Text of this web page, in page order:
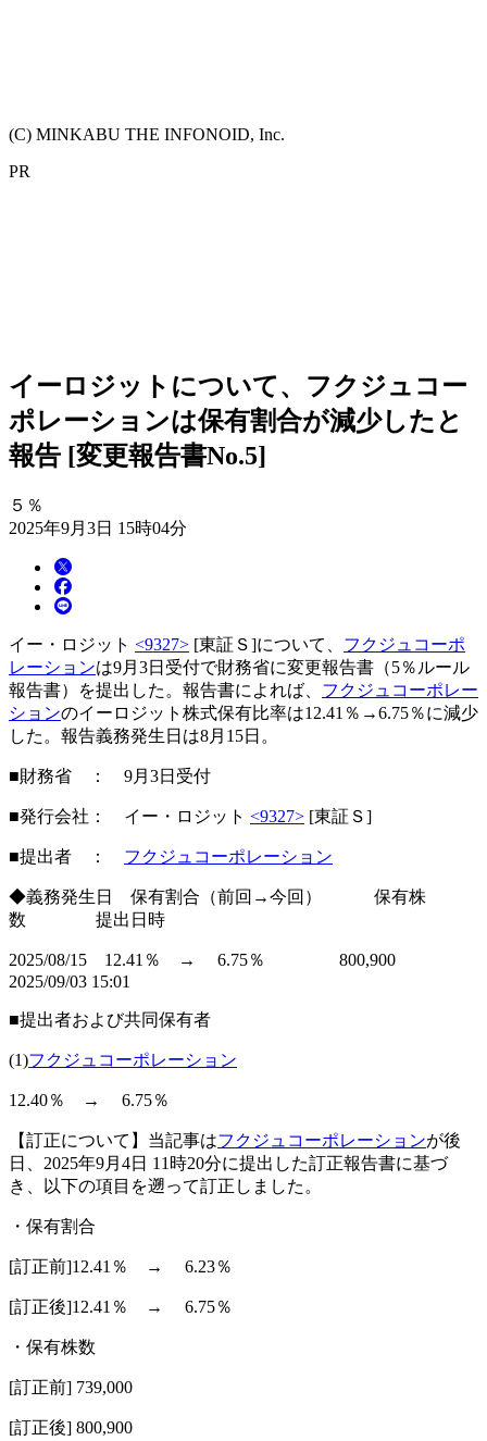
(C) MINKABU THE INFONOID, Inc.
PR
イーロジットについて、フクジュコー
ポレーションは保有割合が減少したと
報告 [変更報告書No.5]
５％
2025年9月3日 15時04分
イー・ロジット <9327> [東証Ｓ]について、 フクジュコーポ
レーションは9月3日受付で財務省に変更報告書（5％ルール
報告書）を提出した。報告書によれば、 フクジュコーポレー
ションのイーロジット株式保有比率は12.41％→6.75％に減少
した。報告義務発生日は8月15日。
■財務省 ： 9月3日受付
■発行会社： イー・ロジット <9327> [東証Ｓ]
■提出者 ： フクジュコーポレーション
◆義務発生日 保有割合（前回→今回） 保有株
数 提出日時
2025/08/15 12.41％ → 6.75％ 800,900
2025/09/03 15:01
■提出者および共同保有者
(1)フクジュコーポレーション
12.40％ → 6.75％
【訂正について】当記事はフクジュコーポレーションが後
日、2025年9月4日 11時20分に提出した訂正報告書に基づ
き、以下の項目を遡って訂正しました。
・保有割合
[訂正前]12.41％ → 6.23％
[訂正後]12.41％ → 6.75％
・保有株数
[訂正前] 739,000
[訂正後] 800,900